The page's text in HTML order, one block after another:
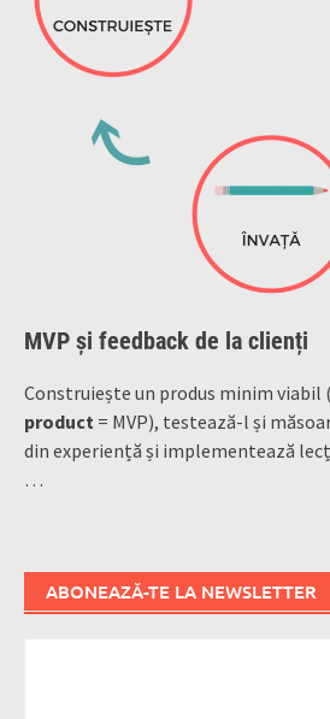
MVP și feedback de la clienți
Construiește un produs minim viabil (
product = MVP), testează-l și
din experiență și implementează
…
ABONEAZĂ-TE LA NEWSLETTER